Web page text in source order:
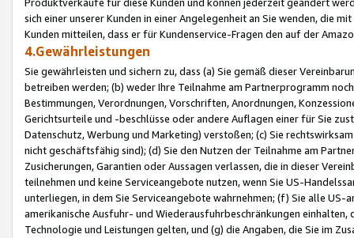
sich einer unserer Kunden in einer Angelegenheit an Sie wenden, die
Kunden mitteilen, dass er für Kundenservice-Fragen den auf der
4.Gewährleistungen
Sie gewährleisten und sichern zu, dass (a) Sie gemäß dieser
betreiben werden; (b) weder Ihre Teilnahme am Partnerprogramm
Bestimmungen, Verordnungen, Vorschriften, Anordnungen,
Gerichtsurteile und -beschlüsse oder andere Auflagen einer für Sie
Datenschutz, Werbung und Marketing) verstoßen; (c) Sie
nicht geschäftsfähig sind); (d) Sie den Nutzen der Teilnahme am
Zusicherungen, Garantien oder Aussagen verlassen, die in dieser
teilnehmen und keine Serviceangebote nutzen, wenn Sie US-
unterliegen, in dem Sie Serviceangebote wahrnehmen; (f) Sie alle
amerikanische Ausfuhr- und Wiederausfuhrbeschränkungen
Technologie und Leistungen gelten, und (g) die Angaben, die Sie im